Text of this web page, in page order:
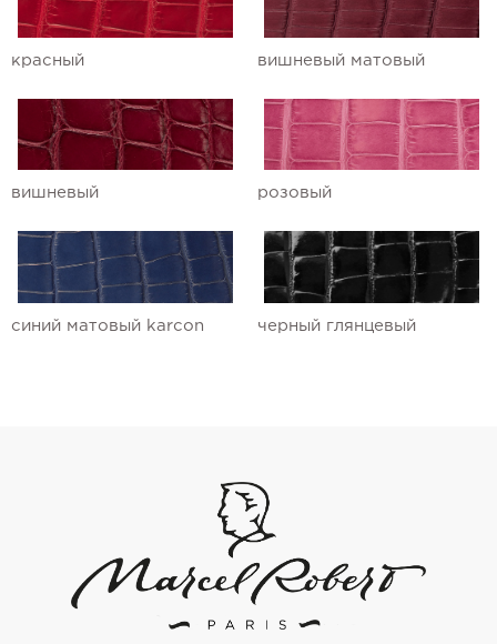
красный вишневый матовый
вишневый розовый
синий матовый karcon черный глянцевый